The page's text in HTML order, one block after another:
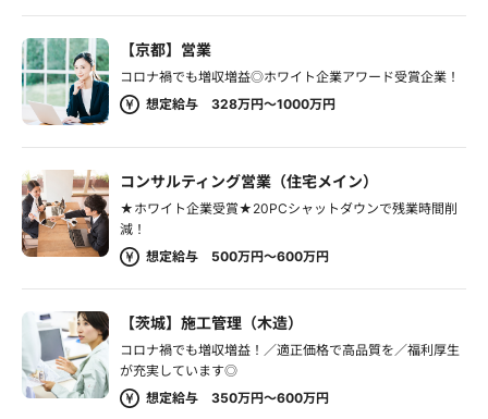
【京都】営業
コロナ禍でも増収増益◎ホワイト企業アワード受賞企業！
想定給与 328万円～1000万円
コンサルティング営業（住宅メイン）
★ホワイト企業受賞★20PCシャットダウンで残業時間削
減！
想定給与 500万円～600万円
【茨城】施工管理（木造）
コロナ禍でも増収増益！／適正価格で高品質を／福利厚生
が充実しています◎
想定給与 350万円～600万円